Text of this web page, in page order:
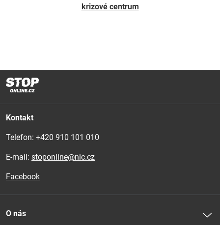
krizové centrum
Kontakt
Telefon: +420 910 101 010
E-mail: stoponline@nic.cz
Facebook
O nás